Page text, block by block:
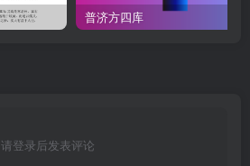
普济方四库
请登录后发表评论